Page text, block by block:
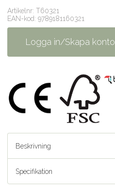
Artikelnr: T60321
EAN-kod: 9789181160321
Logga in/Skapa konto
Beskrivning
Specifikation